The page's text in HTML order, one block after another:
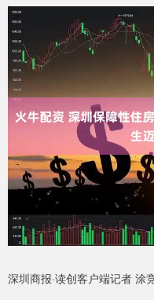
深圳商报·读创客户端记者 涂